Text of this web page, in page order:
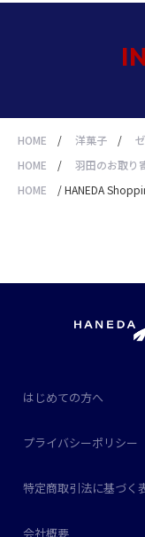
HOME / 洋菓子 /
HOME
/ 羽田のお取り
HOME
/HANEDA
はじめての方へ
プライバシーポリシー
特定商取引法に基づく
会社概要